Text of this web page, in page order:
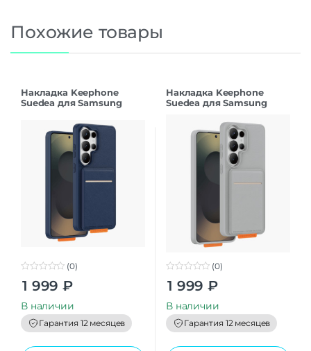
Похожие товары
Накладка Keephone
Suedea для Samsung
t
o
f
5
(0)
1 999 ₽
В наличии
Гарантия 12 месяцев
Накладка Keephone
Suedea для Samsung
t
o
f
5
(0)
1 999 ₽
В наличии
Гарантия 12 месяцев